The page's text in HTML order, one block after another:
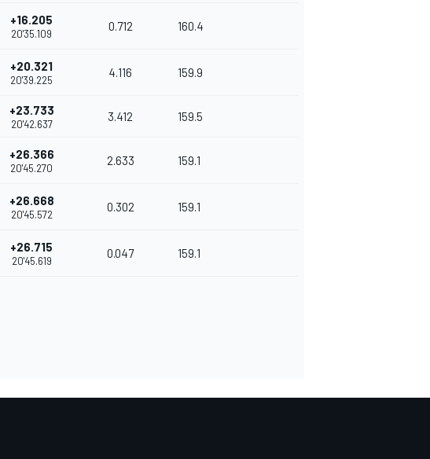
+16.205
20'35.109
0.712 160.4
+20.321
20'39.225
4.116 159.9
+23.733
20'42.637
3.412 159.5
+26.366
20'45.270
2.633 159.1
+26.668
20'45.572
0.302 159.1
+26.715
20'45.619
0.047 159.1